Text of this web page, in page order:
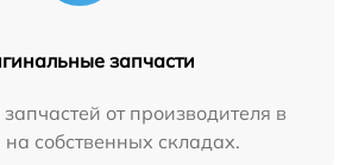
запчасти
от производителя в
собственных складах.